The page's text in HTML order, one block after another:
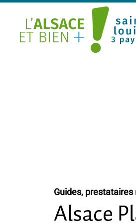
Guides,
Alsace